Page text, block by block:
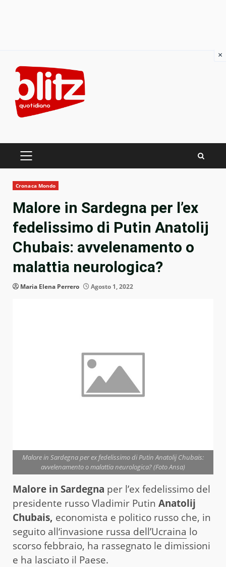
content
PRIMARY
Cronaca Mondo
Malore in Sardegna per l’ex
fedelissimo di Putin Anatolij
Chubais: avvelenamento o
malattia neurologica?
Maria Elena Perrero Agosto 1, 2022
Malore in Sardegna per ex fedelissimo di Putin Anatolij Chubais:
avvelenamento o malattia neurologica? (Foto Ansa)
Malore in Sardegna per l’ex fedelissimo del
presidente russo Vladimir Putin Anatolij
Chubais, economista e politico russo che, in
seguito all‘invasione russa dell’Ucraina lo
scorso febbraio, ha rassegnato le dimissioni
e ha lasciato il Paese.
×